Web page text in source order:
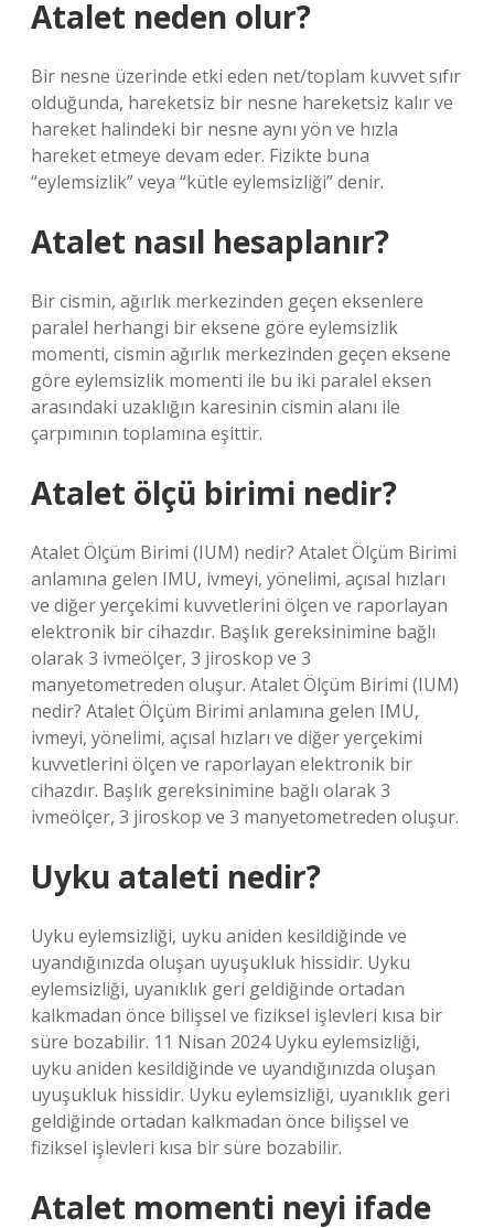
Atalet neden olur?
Bir nesne üzerinde etki eden net/toplam kuvvet sıfır
olduğunda, hareketsiz bir nesne hareketsiz kalır ve
hareket halindeki bir nesne aynı yön ve hızla
hareket etmeye devam eder. Fizikte buna
“eylemsizlik” veya “kütle eylemsizliği” denir.
Atalet nasıl hesaplanır?
Bir cismin, ağırlık merkezinden geçen eksenlere
paralel herhangi bir eksene göre eylemsizlik
momenti, cismin ağırlık merkezinden geçen eksene
göre eylemsizlik momenti ile bu iki paralel eksen
arasındaki uzaklığın karesinin cismin alanı ile
çarpımının toplamına eşittir.
Atalet ölçü birimi nedir?
Atalet Ölçüm Birimi (IUM) nedir? Atalet Ölçüm Birimi
anlamına gelen IMU, ivmeyi, yönelimi, açısal hızları
ve diğer yerçekimi kuvvetlerini ölçen ve raporlayan
elektronik bir cihazdır. Başlık gereksinimine bağlı
olarak 3 ivmeölçer, 3 jiroskop ve 3
manyetometreden oluşur. Atalet Ölçüm Birimi (IUM)
nedir? Atalet Ölçüm Birimi anlamına gelen IMU,
ivmeyi, yönelimi, açısal hızları ve diğer yerçekimi
kuvvetlerini ölçen ve raporlayan elektronik bir
cihazdır. Başlık gereksinimine bağlı olarak 3
ivmeölçer, 3 jiroskop ve 3 manyetometreden oluşur.
Uyku ataleti nedir?
Uyku eylemsizliği, uyku aniden kesildiğinde ve
uyandığınızda oluşan uyuşukluk hissidir. Uyku
eylemsizliği, uyanıklık geri geldiğinde ortadan
kalkmadan önce bilişsel ve fiziksel işlevleri kısa bir
süre bozabilir. 11 Nisan 2024 Uyku eylemsizliği,
uyku aniden kesildiğinde ve uyandığınızda oluşan
uyuşukluk hissidir. Uyku eylemsizliği, uyanıklık geri
geldiğinde ortadan kalkmadan önce bilişsel ve
fiziksel işlevleri kısa bir süre bozabilir.
Atalet momenti neyi ifade